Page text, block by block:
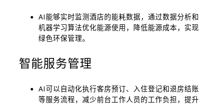
AI能够实时监测酒店的能耗数据，通过数据分析和
机器学习算法优化能源使用，降低能源成本，实现
绿色环保管理。
智能服务管理
AI可以自动化执行客房预订、入住登记和退房结账
等服务流程，减少前台工作人员的工作负担，提升